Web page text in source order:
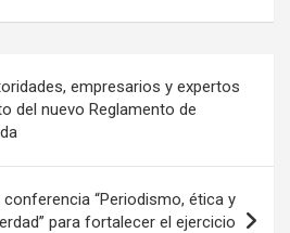
empresarios y expertos
del nuevo Reglamento de
conferencia “Periodismo, ética y
para fortalecer el ejercicio